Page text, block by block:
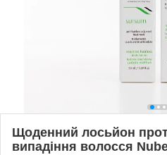
Щоденний лосьйон
випадіння волосся